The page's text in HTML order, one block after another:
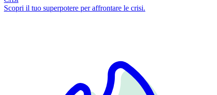
Scopri il tuo superpotere per affrontare le crisi.